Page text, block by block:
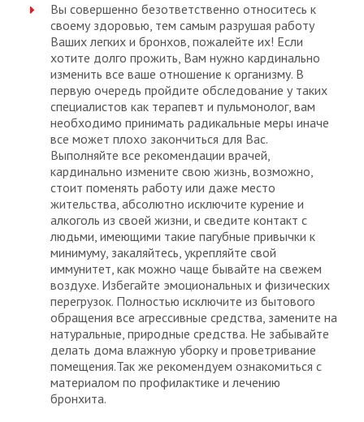
Вы совершенно безответственно относитесь к
своему здоровью, тем самым разрушая работу
Ваших легких и бронхов, пожалейте их! Если
хотите долго прожить, Вам нужно кардинально
изменить все ваше отношение к организму. В
первую очередь пройдите обследование у таких
специалистов как терапевт и пульмонолог, вам
необходимо принимать радикальные меры иначе
все может плохо закончиться для Вас.
Выполняйте все рекомендации врачей,
кардинально измените свою жизнь, возможно,
стоит поменять работу или даже место
жительства, абсолютно исключите курение и
алкоголь из своей жизни, и сведите контакт с
людьми, имеющими такие пагубные привычки к
минимуму, закаляйтесь, укрепляйте свой
иммунитет, как можно чаще бывайте на свежем
воздухе. Избегайте эмоциональных и физических
перегрузок. Полностью исключите из бытового
обращения все агрессивные средства, замените на
натуральные, природные средства. Не забывайте
делать дома влажную уборку и проветривание
помещения.Так же рекомендуем ознакомиться с
материалом по профилактике и лечению
бронхита.